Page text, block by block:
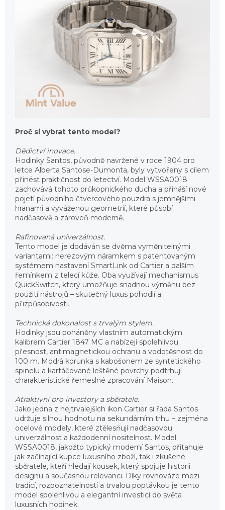
Proč si vybrat tento model?
Dědictví inovace.
Hodinky Santos, původně navržené v roce 1904 pro
letce Alberta Santose-Dumonta, byly vytvořeny s cílem
přinést praktičnost do letectví. Model WSSA0018
zachovává tohoto průkopnického ducha a přináší nové
pojetí původního čtvercového pouzdra s jemnějšími
hranami a vyváženou geometrií, které působí
nadčasově a zároveň moderně.
Rafinovaná univerzálnost.
Tento model je dodáván se dvěma vyměnitelnými
variantami: nerezovým náramkem s patentovaným
systémem nastavení SmartLink od Cartier a dalším
řemínkem z telecí kůže. Oba využívají mechanismus
QuickSwitch, který umožňuje snadnou výměnu bez
použití nástrojů – skutečný luxus pohodlí a
přizpůsobivosti.
Technická dokonalost s trvalým stylem.
Hodinky jsou poháněny vlastním automatickým
kalibrem Cartier 1847 MC a nabízejí spolehlivou
přesnost, antimagnetickou ochranu a vodotěsnost do
100 m. Modrá korunka s kabošonem ze syntetického
spinelu a kartáčované leštěné povrchy podtrhují
charakteristické řemeslné zpracování Maison.
Atraktivní pro investory a sběratele.
Jako jedna z nejtrvalejších ikon Cartier si řada Santos
udržuje silnou hodnotu na sekundárním trhu – zejména
ocelové modely, které ztělesňují nadčasovou
univerzálnost a každodenní nositelnost. Model
WSSA0018, jakožto typický moderní Santos, přitahuje
jak začínající kupce luxusního zboží, tak i zkušené
sběratele, kteří hledají kousek, který spojuje historii
designu a současnou relevanci. Díky rovnováze mezi
tradicí, rozpoznatelností a trvalou poptávkou je tento
model spolehlivou a elegantní investicí do světa
luxusních hodinek.